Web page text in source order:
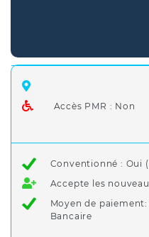
Accès PMR : Non
Conventionné : Oui
Accepte les
Moyen de
Bancaire